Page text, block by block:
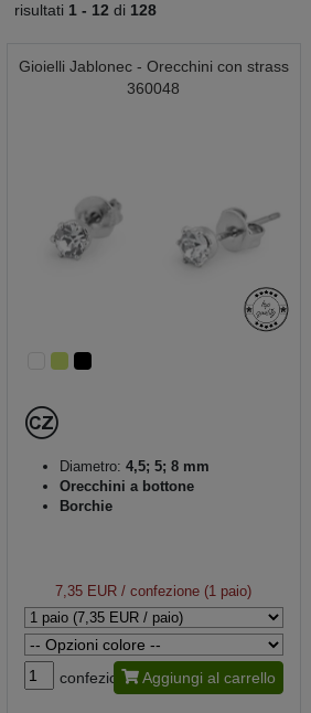
risultati 1 - 12 di 128
Gioielli Jablonec - Orecchini con strass
360048
Diametro: 4,5; 5; 8 mm
Orecchini a bottone
Borchie
7,35 EUR / confezione (1 paio)
confezione Aggiungi al carrello